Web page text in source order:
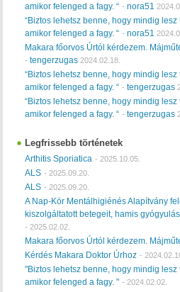
amikor felenged a fagy. “ -nora51
“Biztos lehetsz benne, hogy mindig
amikor felenged a fagy. “ -nora51
Makara főorvos Úrtól kérdezem.
-tengerzugas 2024.02.18.
“Biztos lehetsz benne, hogy mindig
amikor felenged a fagy. “ -tengerzugas
“Biztos lehetsz benne, hogy mindig
amikor felenged a fagy. “ -tengerzugas
Legfrissebb történetek
Arthitis Sporiatica - 2025.10.05.
ALS - 2025.09.20.
ALS - 2025.09.20.
A Nap-Kör Mentálhigiénés Alapítvány
kiszolgáltatott betegeit, hamis
- 2025.02.02.
Makara főorvos Úrtól kérdezem.
Kérdés Makara Doktor Úrhoz -
"Biztos lehetsz benne, hogy mindig
amikor felenged a fagy. " - 2024.02.02.